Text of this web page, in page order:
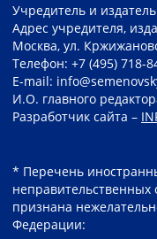
Учредитель и
Адрес учредителя,
Москва, ул.
Телефон: +7 (495) 718-
E-mail:
И.О. главного
Разработчик сайта –
* Перечень
неправительственных
признана
Федерации: